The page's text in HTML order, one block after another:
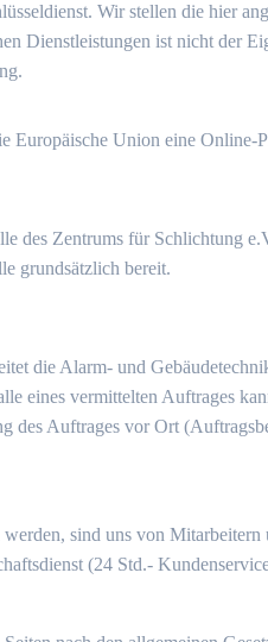
Wir stellen die hier
Dienstleistungen ist nicht der
Union eine Online-
des Zentrums für Schlichtung
grundsätzlich bereit.
die Alarm- und
eines vermittelten Auftrages
Auftrages vor Ort
sind uns von
(24 Std.-